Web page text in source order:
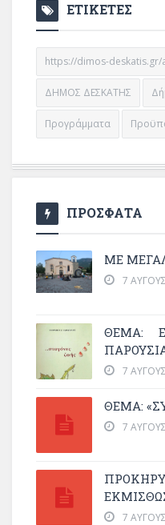
ΕΤΙΚΕΤΕΣ
https://dimos-
ΔΗΜΟΣ ΔΕΣΚΑΤΗΣ
Προγράμματα
ΠΡΟΣΦΑΤΑ
ΜΕ
7
ΘΈΜΑ:
7
ΘΕΜΑ:
7
7